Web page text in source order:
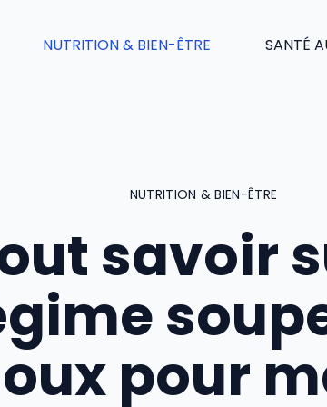
NUTRITION & BIEN-ÊTRE SANTÉ
NUTRITION & BIEN-ÊTRE
savoir
pour